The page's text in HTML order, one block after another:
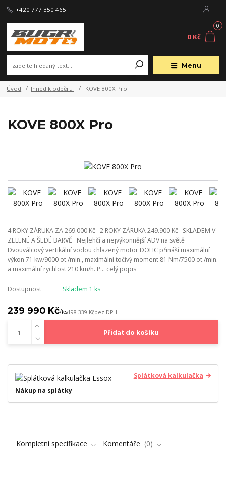
Menu
+420 777 350 465
0
0 Kč
Úvod Ihned k odběru KOVE 800X Pro
KOVE 800X Pro
4 ROKY ZÁRUKA ZA 269.000 Kč 2 ROKY ZÁRUKA 249.900 Kč SKLADEM V
ZELENÉ A ŠEDÉ BARVĚ Nejlehčí a nejvýkonnější ADV na světě
Dvouválcový vertikální vodou chlazený motor DOHC přináší maximální
výkon 71 kw/9000 ot./min., maximální točivý moment 81 Nm/7500 ot./min.
a maximální rychlost 210 km/h. P... celý popis
Dostupnost Skladem 1 ks
239 990 Kč/ks198 339 Kčbez DPH
Přidat do košíku
Splátková kalkulačka
Nákup na splátky
Kompletní specifikace Komentáře 0